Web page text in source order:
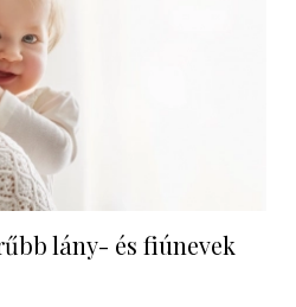
lány- és fiúnevek